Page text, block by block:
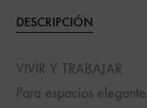
DESCRIPCIÓN
VIVIR Y TRABAJAR
Para espacios